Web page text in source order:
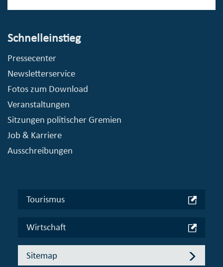
Schnelleinstieg
Pressecenter
Newsletterservice
Fotos zum Download
Veranstaltungen
Sitzungen politischer Gremien
Job & Karriere
Ausschreibungen
Tourismus
Wirtschaft
Sitemap